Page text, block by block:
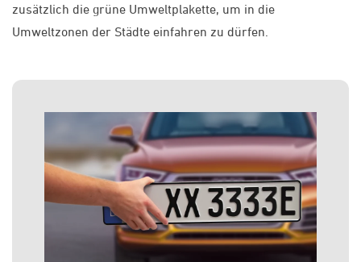
zusätzlich die grüne Umweltplakette, um in die
Umweltzonen der Städte einfahren zu dürfen.